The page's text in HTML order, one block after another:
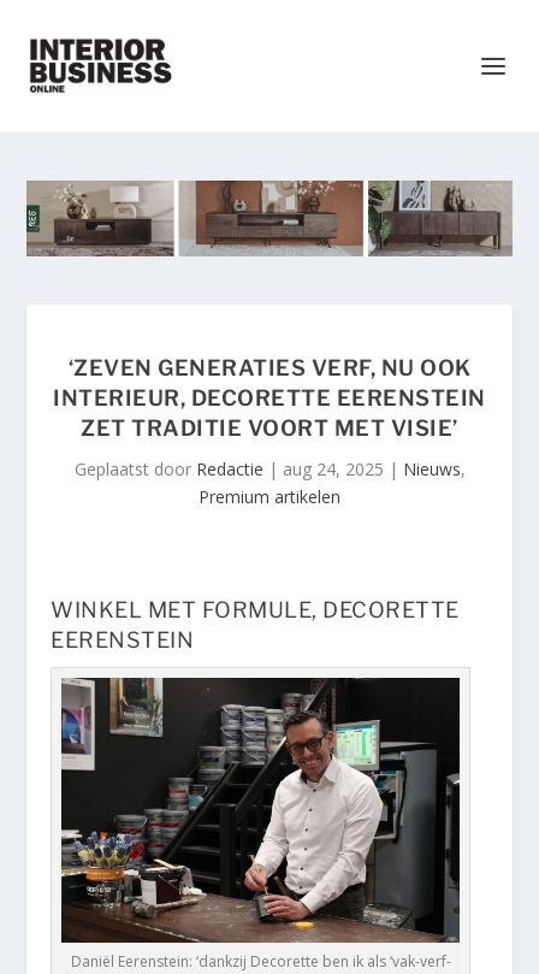
‘ZEVEN GENERATIES VERF, NU OOK
INTERIEUR, DECORETTE EERENSTEIN
ZET TRADITIE VOORT MET VISIE’
Geplaatst door Redactie | aug 24, 2025 | Nieuws,
Premium artikelen
WINKEL MET FORMULE, DECORETTE
EERENSTEIN
Daniël Eerenstein: ‘dankzij Decorette ben ik als ‘vak-verf-